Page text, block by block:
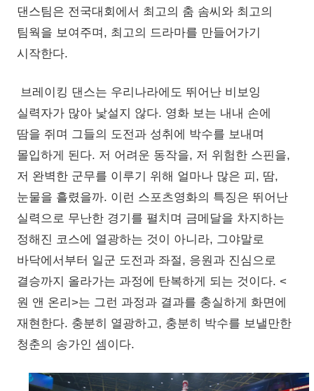
댄스팀은 전국대회에서 최고의 춤 솜씨와 최고의
팀웍을 보여주며, 최고의 드라마를 만들어가기
시작한다.
브레이킹 댄스는 우리나라에도 뛰어난 비보잉
실력자가 많아 낯설지 않다. 영화 보는 내내 손에
땀을 쥐며 그들의 도전과 성취에 박수를 보내며
몰입하게 된다. 저 어려운 동작을, 저 위험한 스핀을,
저 완벽한 군무를 이루기 위해 얼마나 많은 피, 땀,
눈물을 흘렸을까. 이런 스포츠영화의 특징은 뛰어난
실력으로 무난한 경기를 펼치며 금메달을 차지하는
정해진 코스에 열광하는 것이 아니라, 그야말로
바닥에서부터 일군 도전과 좌절, 응원과 진심으로
결승까지 올라가는 과정에 탄복하게 되는 것이다. <
원 앤 온리>는 그런 과정과 결과를 충실하게 화면에
재현한다. 충분히 열광하고, 충분히 박수를 보낼만한
청춘의 송가인 셈이다.